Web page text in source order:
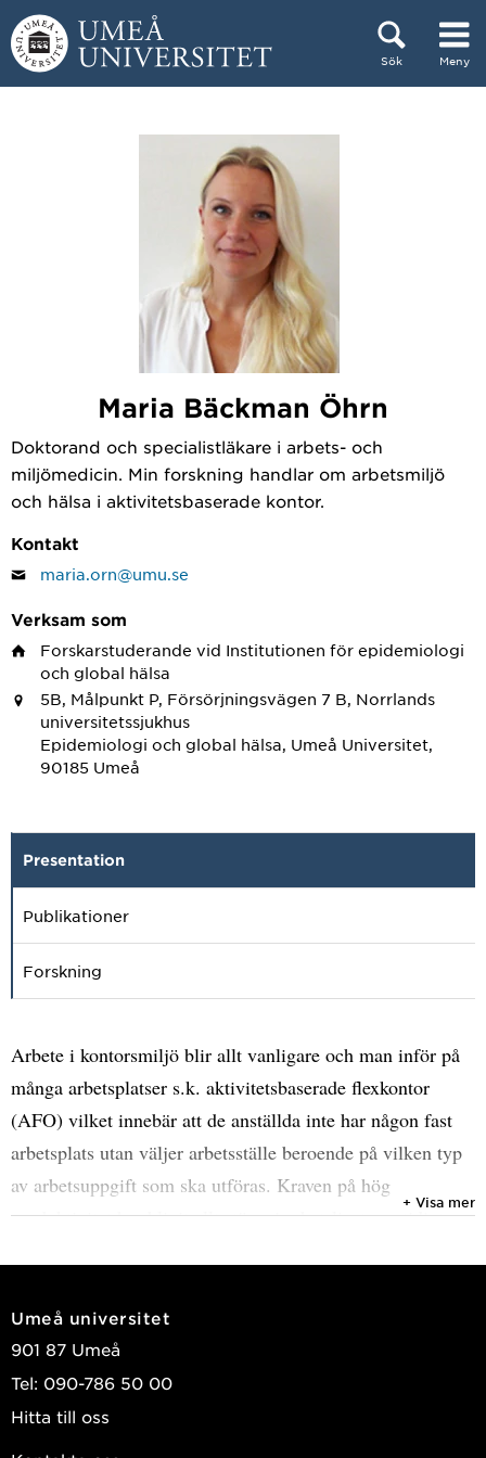
Hoppa direkt till innehållet
Sök Meny
Maria Bäckman Öhrn
Doktorand och specialistläkare i arbets- och
miljömedicin. Min forskning handlar om arbetsmiljö
och hälsa i aktivitetsbaserade kontor.
Kontakt
maria.orn@umu.se
Verksam som
Forskarstuderande vid Institutionen för epidemiologi
och global hälsa
5B, Målpunkt P, Försörjningsvägen 7 B, Norrlands
universitetssjukhus
Epidemiologi och global hälsa, Umeå Universitet,
90185 Umeå
Presentation
Publikationer
Forskning
Arbete i kontorsmiljö blir allt vanligare och man inför på
många arbetsplatser s.k. aktivitetsbaserade flexkontor
(AFO) vilket innebär att de anställda inte har någon fast
arbetsplats utan väljer arbetsställe beroende på vilken typ
av arbetsuppgift som ska utföras. Kraven på hög
produktivitet har blivit allt större i arbetslivet samtidigt
Jag medverkar i ett forskningprojekt som kallas AktiKon
undersöka hur en övergång från arbete i cellkontor till
AFO påverkar arbetsmiljö, hälsa, arbetsförmåga,
+ Visa mer
Umeå universitet
901 87 Umeå
Tel: 090-786 50 00
Hitta till oss